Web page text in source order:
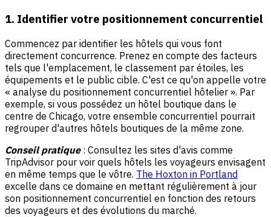
1. Identifier votre positionnement concurrentiel
Commencez par identifier les hôtels qui vous font
directement concurrence. Prenez en compte des facteurs
tels que l'emplacement, le classement par étoiles, les
équipements et le public cible. C'est ce qu'on appelle votre
« analyse du positionnement concurrentiel hôtelier ». Par
exemple, si vous possédez un hôtel boutique dans le
centre de Chicago, votre ensemble concurrentiel pourrait
regrouper d'autres hôtels boutiques de la même zone.
Conseil pratique: Consultez les sites d'avis comme
TripAdvisor pour voir quels hôtels les voyageurs envisagent
en même temps que le vôtre. The Hoxton in Portland
excelle dans ce domaine en mettant régulièrement à jour
son positionnement concurrentiel en fonction des retours
des voyageurs et des évolutions du marché.